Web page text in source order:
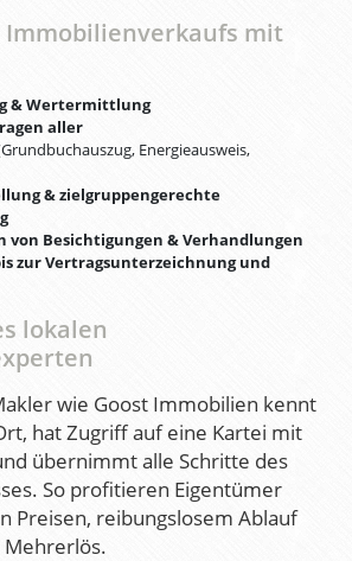
Immobilienverkaufs mit
& Wertermittlung
aller
Energieausweis,
& zielgruppengerechte
von Besichtigungen & Verhandlungen
zur Vertragsunterzeichnung und
lokalen
wie Goost Immobilien kennt
hat Zugriff auf eine Kartei mit
übernimmt alle Schritte des
So profitieren Eigentümer
Preisen, reibungslosem Ablauf